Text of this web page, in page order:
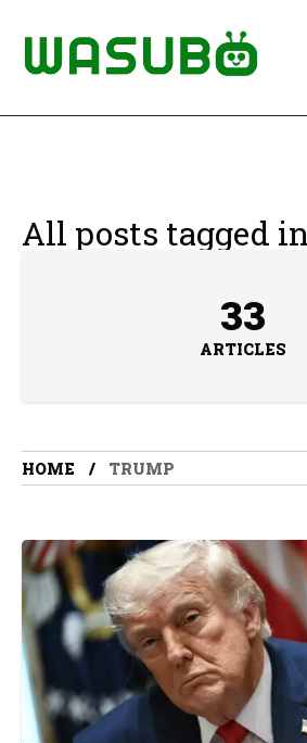
All posts tagged
33
ARTICLES
HOME TRUMP